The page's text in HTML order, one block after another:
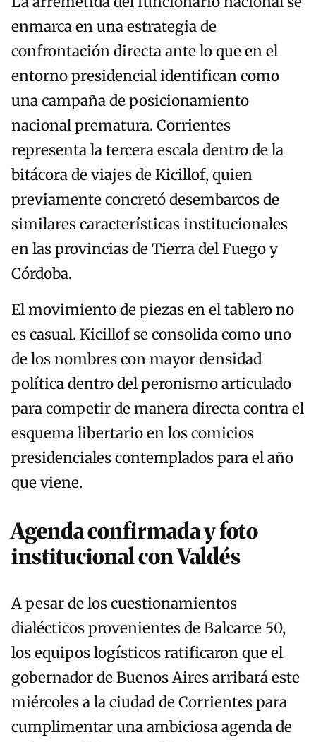
enmarca en una estrategia de
confrontación directa ante lo que en el
entorno presidencial identifican como
una campaña de posicionamiento
nacional prematura. Corrientes
representa la tercera escala dentro de la
bitácora de viajes de Kicillof, quien
previamente concretó desembarcos de
similares características institucionales
en las provincias de Tierra del Fuego y
Córdoba.
El movimiento de piezas en el tablero no
es casual. Kicillof se consolida como uno
de los nombres con mayor densidad
política dentro del peronismo articulado
para competir de manera directa contra el
esquema libertario en los comicios
presidenciales contemplados para el año
que viene.
Agenda confirmada y foto
institucional con Valdés
A pesar de los cuestionamientos
dialécticos provenientes de Balcarce 50,
los equipos logísticos ratificaron que el
gobernador de Buenos Aires arribará este
miércoles a la ciudad de Corrientes para
cumplimentar una ambiciosa agenda de